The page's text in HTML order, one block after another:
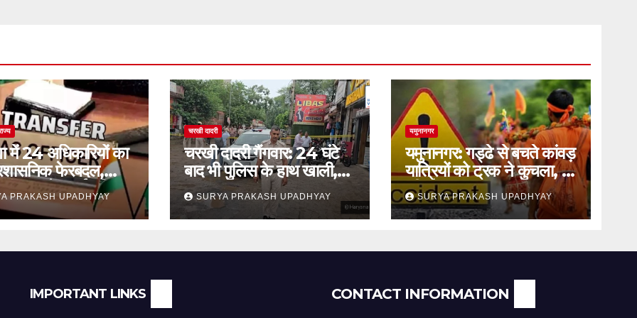
में 24 अधिकारियों का
फेरबदल,
समेत कई वरिष्ठ
PRAKASH UPADHYAY
चरखी दादरी
चरखी दादरी गैंगवार: 24 घंटे
बाद भी पुलिस के हाथ खाली,
सुरक्षा व्यवस्था पर सवाल
SURYA PRAKASH UPADHYAY
यमुनानगर
यमुनानगर: गड्ढे से बचते कांवड़
यात्रियों को ट्रक ने कुचला, दो
की मौत
SURYA PRAKASH UPADHYAY
IMPORTANT LINKS CONTACT INFORMATION